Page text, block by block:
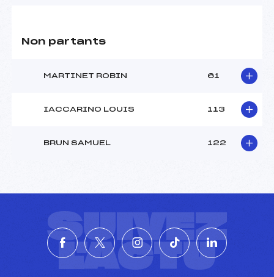
Non partants
MARTINET ROBIN 61
IACCARINO LOUIS 113
BRUN SAMUEL 122
SUIVEZ
L'ACTU